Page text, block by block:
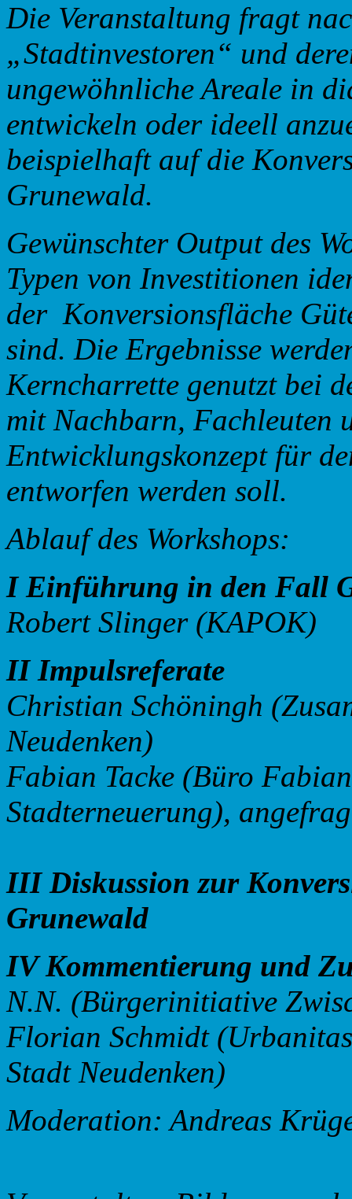
Die Veranstaltung fragt
„Stadtinvestoren“ und
ungewöhnliche Areale in
entwickeln oder ideell
beispielhaft auf die
Grunewald.
Gewünschter Output des
Typen von Investitionen
der Konversionsfläche
sind. Die Ergebnisse
Kerncharrette genutzt bei
mit Nachbarn, Fachleuten
Entwicklungskonzept für
entworfen werden soll.
Ablauf des Workshops:
I Einführung in den Fall
Robert Slinger (KAPOK)
II Impulsreferate
Christian Schöningh
Neudenken)
Fabian Tacke (Büro
Stadterneuerung),
III Diskussion zur
Grunewald
IV Kommentierung und
N.N. (Bürgerinitiative
Florian Schmidt
Stadt Neudenken)
Moderation: Andreas